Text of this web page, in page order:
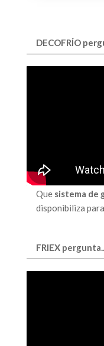
DECOFRÍO
Que sistema de
disponibiliza
FRIEX